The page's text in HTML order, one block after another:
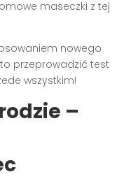
maseczki z tej
nowego
przeprowadzić test
wszystkim!
–